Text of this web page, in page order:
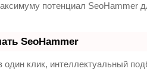
потенциал SeoHammer
SeoHammer
клик, интеллектуальный